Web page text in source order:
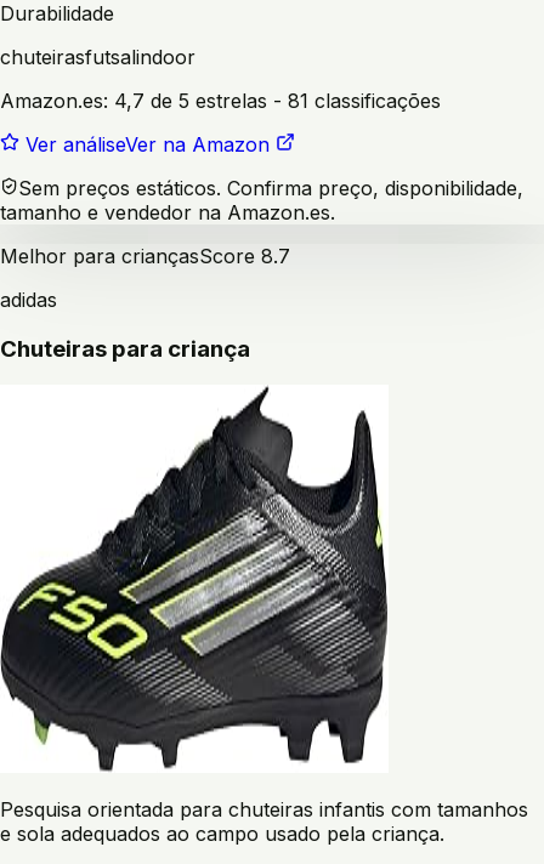
Durabilidade
chuteirasfutsalindoor
Amazon.es: 4,7 de 5 estrelas - 81 classificações
Ver análiseVer na Amazon
Sem preços estáticos. Confirma preço, disponibilidade,
tamanho e vendedor na Amazon.es.
Melhor para criançasScore 8.7
adidas
Chuteiras para criança
Pesquisa orientada para chuteiras infantis com tamanhos
e sola adequados ao campo usado pela criança.